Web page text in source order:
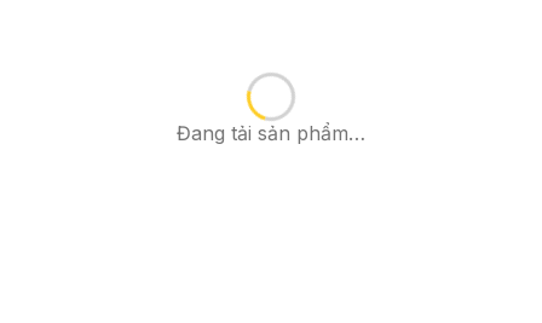
Đang tải sản phẩm…